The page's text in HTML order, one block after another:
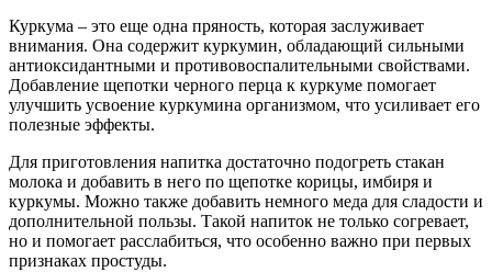
Куркума – это еще одна пряность, которая заслуживает
внимания. Она содержит куркумин, обладающий сильными
антиоксидантными и противовоспалительными свойствами.
Добавление щепотки черного перца к куркуме помогает
улучшить усвоение куркумина организмом, что усиливает его
полезные эффекты.
Для приготовления напитка достаточно подогреть стакан
молока и добавить в него по щепотке корицы, имбиря и
куркумы. Можно также добавить немного меда для сладости и
дополнительной пользы. Такой напиток не только согревает,
но и помогает расслабиться, что особенно важно при первых
признаках простуды.